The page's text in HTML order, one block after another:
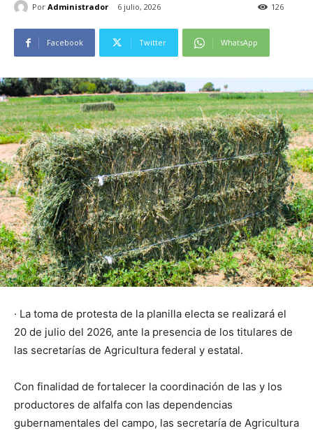
Por Administrador 6 julio, 2026 126
Facebook Twitter WhatsApp
· La toma de protesta de la planilla electa se realizará el
20 de julio del 2026, ante la presencia de los titulares de
las secretarías de Agricultura federal y estatal.
Con finalidad de fortalecer la coordinación de las y los
productores de alfalfa con las dependencias
gubernamentales del campo, las secretaría de Agricultura